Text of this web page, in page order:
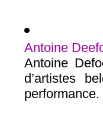
Antoine
Antoine
d’artistes